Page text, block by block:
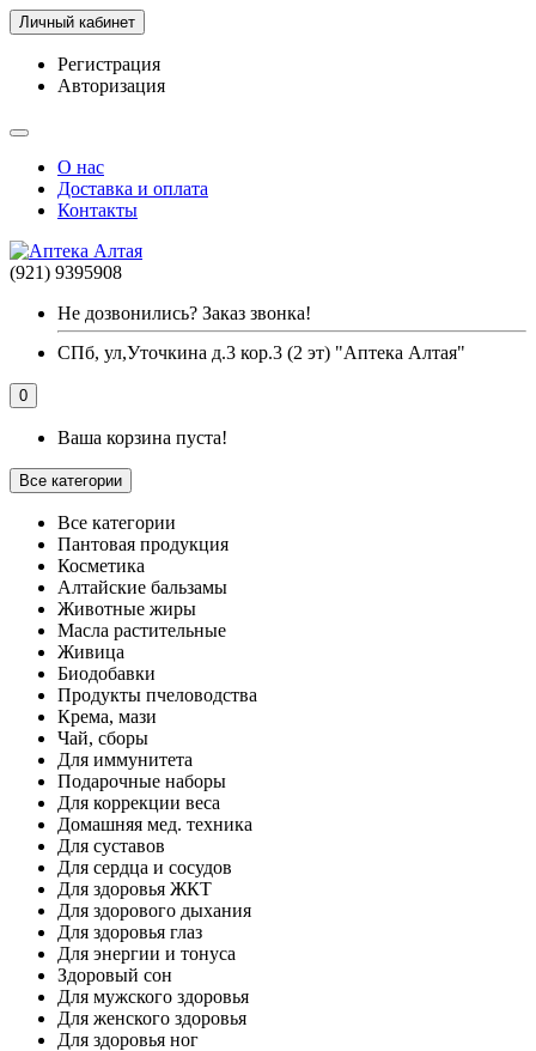
Личный кабинет
Регистрация
Авторизация
О нас
Доставка и оплата
Контакты
(921) 9395908
Не дозвонились? Заказ звонка!
СПб, ул,Уточкина д.3 кор.3 (2 эт) "Аптека Алтая"
0
Ваша корзина пуста!
Все категории
Все категории
Пантовая продукция
Косметика
Алтайские бальзамы
Животные жиры
Масла растительные
Живица
Биодобавки
Продукты пчеловодства
Крема, мази
Чай, сборы
Для иммунитета
Подарочные наборы
Для коррекции веса
Домашняя мед. техника
Для суставов
Для сердца и сосудов
Для здоровья ЖКТ
Для здорового дыхания
Для здоровья глаз
Для энергии и тонуса
Здоровый сон
Для мужского здоровья
Для женского здоровья
Для здоровья ног